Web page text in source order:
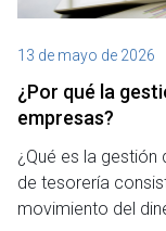
13 de mayo de 2026
¿Por qué la
empresas?
¿Qué es la
de tesorería
movimiento del